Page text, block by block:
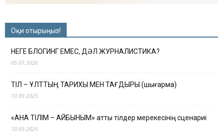
Оқи отырыңыз!
НЕГЕ БЛОГИНГ ЕМЕС, ДӘЛ ЖУРНАЛИСТИКА?
05.07.2026
ТІЛ – ҰЛТТЫҢ ТАРИХЫ МЕН ТАҒДЫРЫ (шығарма)
10.09.2025
«АНА ТІЛІМ – АЙБЫНЫМ» атты тілдер мерекесінің сценариі
10.09.2025